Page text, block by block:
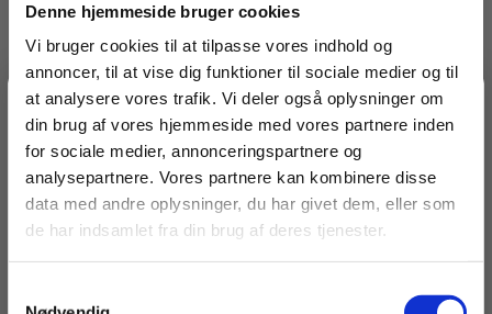
Denne hjemmeside bruger cookies
Vi bruger cookies til at tilpasse vores indhold og
annoncer, til at vise dig funktioner til sociale medier og til
at analysere vores trafik. Vi deler også oplysninger om
din brug af vores hjemmeside med vores partnere inden
for sociale medier, annonceringspartnere og
analysepartnere. Vores partnere kan kombinere disse
data med andre oplysninger, du har givet dem, eller som
de har indsamlet fra din brug af deres tjenester.
House of Finn Juhl
Pelikanbord
Spar 20% på dit første køb
Bliv medlem af Indbo Møblers kundeklub!
20% rabat på dit første køb
og modtag vores
nyhedsbrev med tilbud, nyheder, inspiration og
invitationer til eksklusive events.